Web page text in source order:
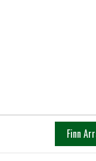
Finn